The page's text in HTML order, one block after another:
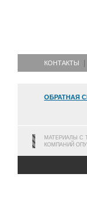
КОНТАКТЫ
ОБРАТНАЯ
МАТЕРИАЛЫ С
КОМПАНИЙ